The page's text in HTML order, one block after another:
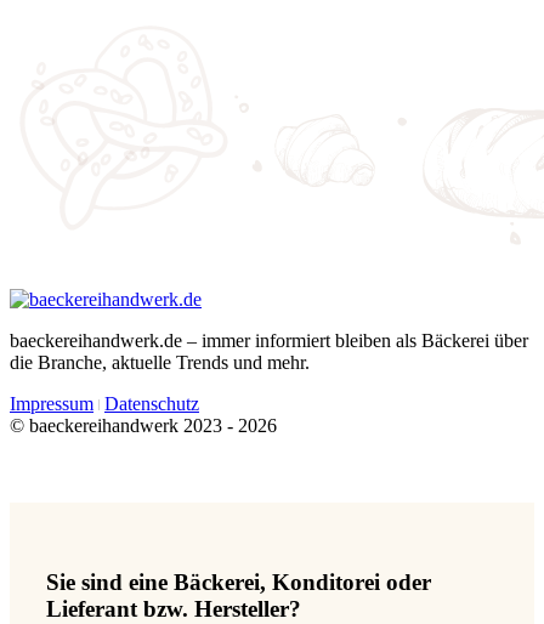
baeckereihandwerk.de – immer informiert bleiben als Bäckerei über
die Branche, aktuelle Trends und mehr.
Impressum Datenschutz
© baeckereihandwerk 2023 - 2026
Sie sind eine Bäckerei, Konditorei oder
Lieferant bzw. Hersteller?